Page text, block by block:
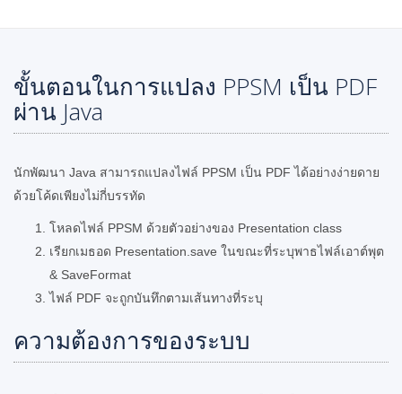
ขั้นตอนในการแปลง PPSM เป็น PDF
ผ่าน Java
นักพัฒนา Java สามารถแปลงไฟล์ PPSM เป็น PDF ได้อย่างง่ายดาย
ด้วยโค้ดเพียงไม่กี่บรรทัด
โหลดไฟล์ PPSM ด้วยตัวอย่างของ Presentation class
เรียกเมธอด Presentation.save ในขณะที่ระบุพาธไฟล์เอาต์พุต
& SaveFormat
ไฟล์ PDF จะถูกบันทึกตามเส้นทางที่ระบุ
ความต้องการของระบบ